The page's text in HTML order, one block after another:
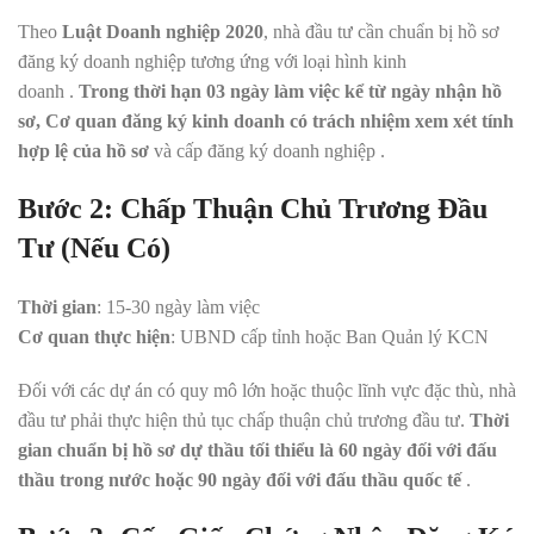
Theo Luật Doanh nghiệp 2020, nhà đầu tư cần chuẩn bị hồ sơ
đăng ký doanh nghiệp tương ứng với loại hình kinh
doanh . Trong thời hạn 03 ngày làm việc kể từ ngày nhận hồ
sơ, Cơ quan đăng ký kinh doanh có trách nhiệm xem xét tính
hợp lệ của hồ sơ và cấp đăng ký doanh nghiệp .
Bước 2: Chấp Thuận Chủ Trương Đầu
Tư (Nếu Có)
Thời gian: 15-30 ngày làm việc
Cơ quan thực hiện: UBND cấp tỉnh hoặc Ban Quản lý KCN
Đối với các dự án có quy mô lớn hoặc thuộc lĩnh vực đặc thù, nhà
đầu tư phải thực hiện thủ tục chấp thuận chủ trương đầu tư. Thời
gian chuẩn bị hồ sơ dự thầu tối thiểu là 60 ngày đối với đấu
thầu trong nước hoặc 90 ngày đối với đấu thầu quốc tế .